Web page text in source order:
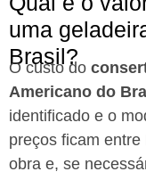
uma
Brasil?
O custo do
Americano do
identificado e o
preços ficam entre
obra e, se